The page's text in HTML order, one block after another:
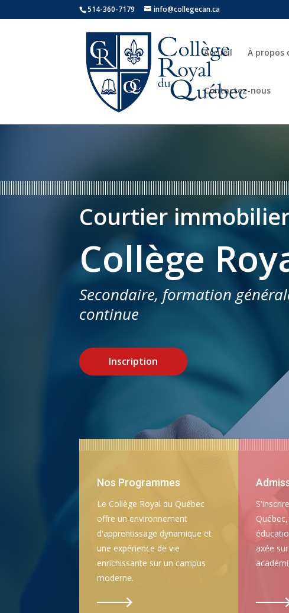
514-360-7179 info@collegecan.ca
Accueil À propos
Contactez-nous
Courtier
Collège
Secondaire, formation
continue
Inscription
Nos Programmes
Le Collège Royal du Québec
offre un environnement
d'apprentissage dynamique et
une expérience de vie
enrichissante sur un campus
moderne.
axée